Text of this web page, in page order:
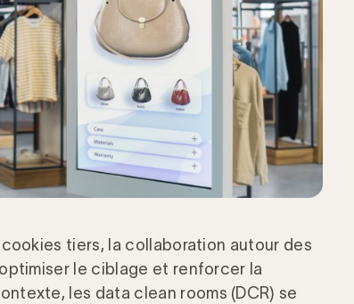
tiers, la collaboration autour des
le ciblage et renforcer la
les data clean rooms (DCR) se